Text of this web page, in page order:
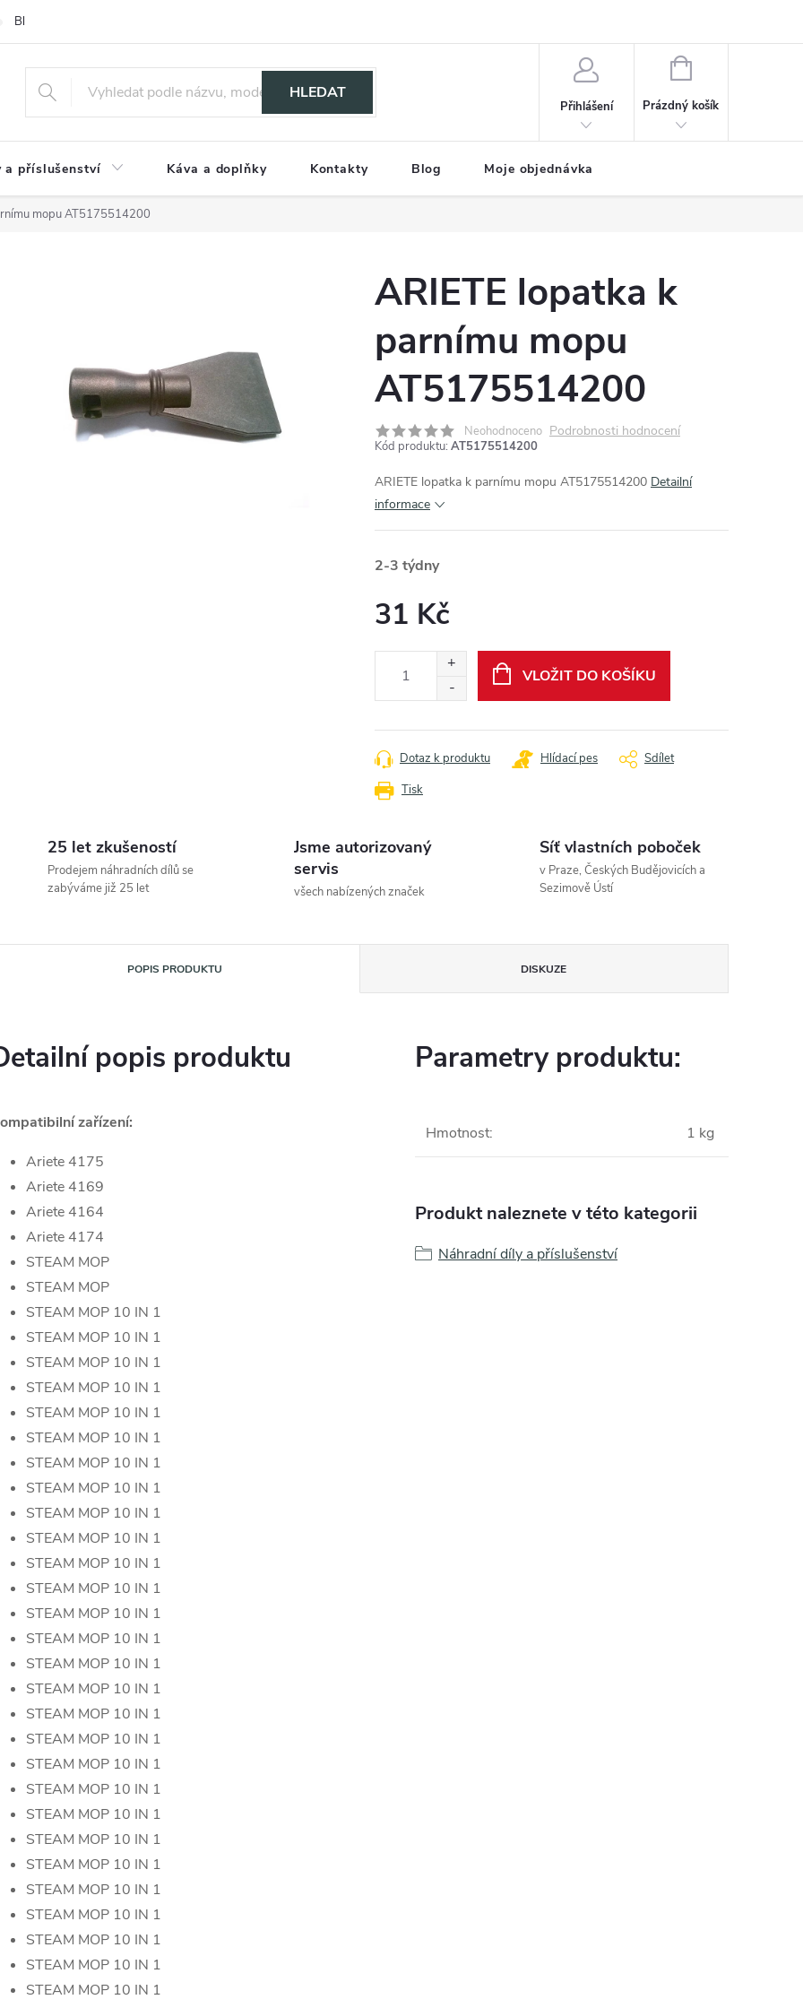
Blog
HLEDAT
Přihlášení
NÁKUPNÍ
Prázdný košík
a příslušenství Káva a doplňky Kontakty Blog Moje objednávka
mopu AT5175514200
ARIETE lopatka k
parnímu mopu
AT5175514200
Neohodnoceno Podrobnosti hodnocení
Kód produktu: AT5175514200
ARIETE lopatka k parnímu mopu AT5175514200 Detailní
informace
2-3 týdny
31 Kč
VLOŽIT DO KOŠÍKU
Tisk
Dotaz k produktu Hlídací pes Sdílet
25 let zkušeností
Prodejem náhradních dílů se
zabýváme již 25 let
Jsme autorizovaný
servis
všech nabízených značek
Síť vlastních poboček
v Praze, Českých Budějovicích a
Sezimově Ústí
POPIS PRODUKTU DISKUZE
popis produktu
zařízení:
Ariete 4175
Ariete 4169
Ariete 4164
Ariete 4174
STEAM MOP
STEAM MOP
STEAM MOP 10 IN 1
STEAM MOP 10 IN 1
STEAM MOP 10 IN 1
STEAM MOP 10 IN 1
STEAM MOP 10 IN 1
STEAM MOP 10 IN 1
STEAM MOP 10 IN 1
STEAM MOP 10 IN 1
STEAM MOP 10 IN 1
STEAM MOP 10 IN 1
STEAM MOP 10 IN 1
STEAM MOP 10 IN 1
STEAM MOP 10 IN 1
STEAM MOP 10 IN 1
STEAM MOP 10 IN 1
STEAM MOP 10 IN 1
STEAM MOP 10 IN 1
STEAM MOP 10 IN 1
STEAM MOP 10 IN 1
STEAM MOP 10 IN 1
STEAM MOP 10 IN 1
STEAM MOP 10 IN 1
STEAM MOP 10 IN 1
STEAM MOP 10 IN 1
STEAM MOP 10 IN 1
STEAM MOP 10 IN 1
STEAM MOP 10 IN 1
STEAM MOP 10 IN 1
Parametry produktu:
Hmotnost: 1 kg
Produkt naleznete v této kategorii
Náhradní díly a příslušenství